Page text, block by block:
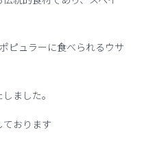
ピュラーに食べられるウサ
ました。
おります